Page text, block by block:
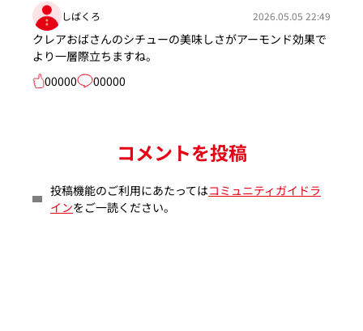
しばくろ 2026.05.05 22:49
クレアおばさんのシチューの美味しさがアーモンド効果で
より一層際立ちますね。
00000
00000
コメントを投稿
投稿機能のご利用にあたってはコミュニティガイドラ
インをご一読ください。